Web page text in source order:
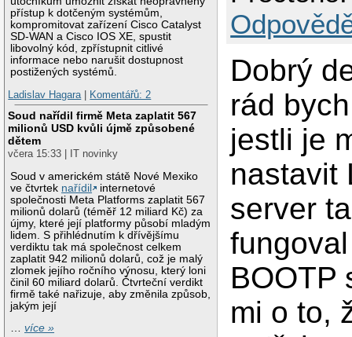
přístup k dotčeným systémům,
kompromitovat zařízení Cisco Catalyst
SD-WAN a Cisco IOS XE, spustit
libovolný kód, zpřístupnit citlivé
informace nebo narušit dostupnost
postižených systémů.
Ladislav Hagara| Komentářů: 2
Soud nařídil firmě Meta zaplatit 567
milionů USD kvůli újmě způsobené
dětem
včera 15:33 | IT novinky
Soud v americkém státě Nové Mexiko
ve čtvrtek nařídil
internetové
společnosti Meta Platforms zaplatit 567
milionů dolarů (téměř 12 miliard Kč) za
újmy, které její platformy působí mladým
lidem. S přihlédnutím k dřívějšímu
verdiktu tak má společnost celkem
zaplatit 942 milionů dolarů, což je malý
zlomek jejího ročního výnosu, který loni
činil 60 miliard dolarů. Čtvrteční verdikt
firmě také nařizuje, aby změnila způsob,
jakým její
…více »
Dobrý
rád
jestli je
nastavit
server
BOOTP
mi o to,